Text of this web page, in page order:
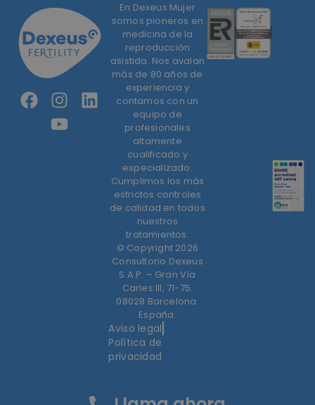
En Dexeus Mujer
somos pioneros en
medicina de la
reproducción
asistida. Nos avalan
más de 80 años de
experiencia y
contamos con un
equipo de
profesionales
altamente
cualificado y
especializado.
Cumplimos los más
estrictos controles
de calidad en todos
nuestros
tratamientos.
© Copyright 2026
Consultorio Dexeus
S.A.P. – Gran Vía
Carles III, 71-75.
08028 Barcelona.
España.
Aviso legal
Política de
privacidad